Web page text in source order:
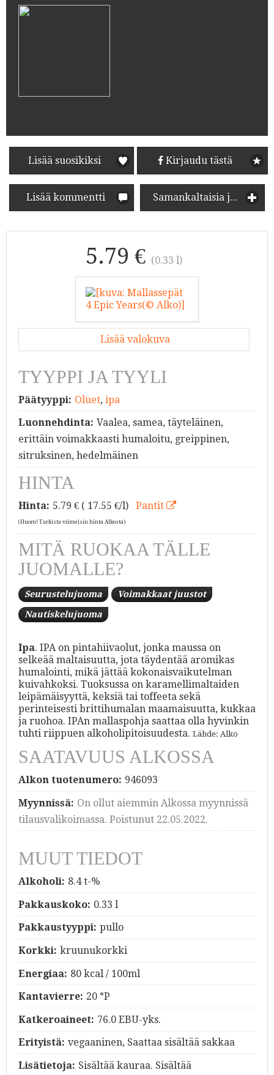
Lisää suosikiksi Kirjaudu tästä
Lisää kommentti Samankaltaisia juomia
5.79 € (0.33 l)
Lisää valokuva
TYYPPI JA TYYLI
Päätyyppi: Oluet, ipa
Luonnehdinta: Vaalea, samea, täyteläinen,
erittäin voimakkaasti humaloitu, greippinen,
sitruksinen, hedelmäinen
HINTA
Hinta: 5.79 € ( 17.55 €/l) Pantit
(Huom! Tarkista viimeisin hinta Alkosta)
MITÄ RUOKAA TÄLLE
JUOMALLE?
Seurustelujuoma Voimakkaat juustot
Nautiskelujuoma
Ipa. IPA on pintahiivaolut, jonka maussa on
selkeää maltaisuutta, jota täydentää aromikas
humalointi, mikä jättää kokonaisvaikutelman
kuivahkoksi. Tuoksussa on karamellimaltaiden
leipämäisyyttä, keksiä tai toffeeta sekä
perinteisesti brittihumalan maamaisuutta, kukkaa
ja ruohoa. IPAn mallaspohja saattaa olla hyvinkin
tuhti riippuen alkoholipitoisuudesta. Lähde: Alko
SAATAVUUS ALKOSSA
Alkon tuotenumero: 946093
Myynnissä: On ollut aiemmin Alkossa myynnissä
tilausvalikoimassa. Poistunut 22.05.2022.
MUUT TIEDOT
Alkoholi: 8.4 t-%
Pakkauskoko: 0.33 l
Pakkaustyyppi: pullo
Korkki: kruunukorkki
Energiaa: 80 kcal / 100ml
Kantavierre: 20 °P
Katkeroaineet: 76.0 EBU-yks.
Erityistä: vegaaninen, Saattaa sisältää sakkaa
Lisätietoja: Sisältää kauraa. Sisältää